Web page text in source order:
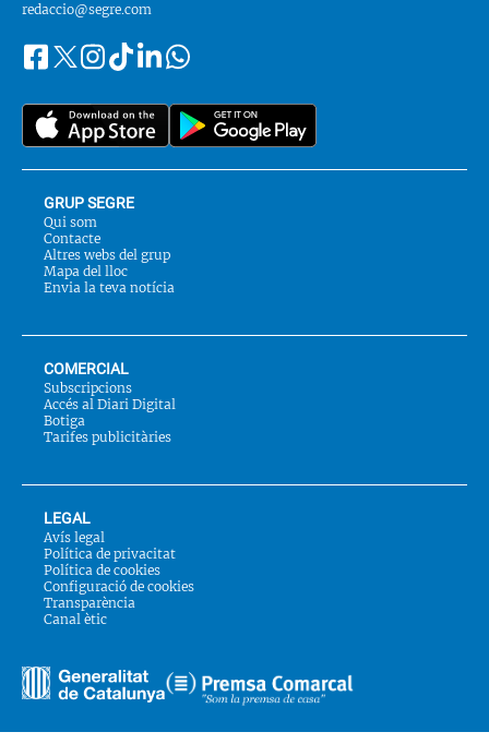
redaccio@segre.com
Segueix-
a::
FacebookInstagram
TiktokLinkedinWhatsapp
GRUP SEGRE
Qui som
Contacte
Altres webs del grup
Mapa del lloc
Envia la teva notícia
COMERCIAL
Subscripcions
Accés al Diari Digital
Botiga
Tarifes publicitàries
LEGAL
Avís legal
Política de privacitat
Política de cookies
Configuració de cookies
Transparència
Canal ètic